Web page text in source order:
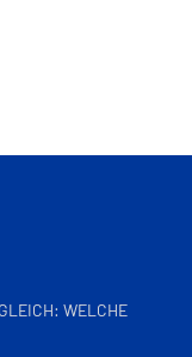
WELCHE